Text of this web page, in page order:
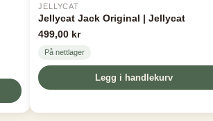
JELLYCAT
Jellycat Jack Original | Jellycat
499,00 kr
På nettlager
Legg i handlekurv